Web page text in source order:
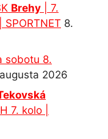
Brehy | 7.
SPORTNET 8.
sobotu 8.
2026
7. kolo |